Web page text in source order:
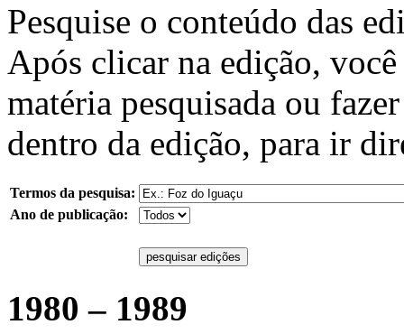
Pesquise o conteúdo das
Após clicar na edição,
matéria pesquisada ou
dentro da edição, para ir
Termos da pesquisa:
Ano de publicação:
pesquisar edições
1980 – 1989